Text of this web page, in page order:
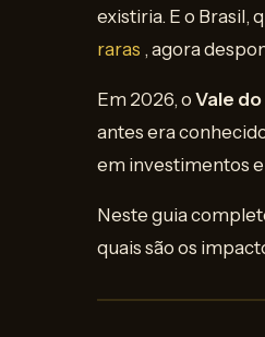
existiria. E o Brasil,
raras , agora
Em 2026, o Vale
antes era
em investimentos
Neste guia
quais são os